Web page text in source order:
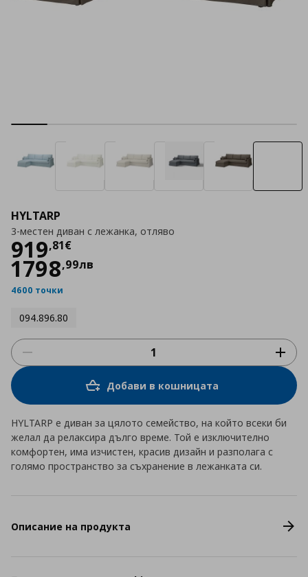
HYLTARP
3-местен диван с лежанка, отляво
919,81€
Цена
1798,99лв
4600 точки
094.896.80
Добави в кошницата
HYLTARP е диван за цялото семейство, на който всеки би
желал да релаксира дълго време. Той е изключително
комфортен, има изчистен, красив дизайн и разполага с
голямо пространство за съхранение в лежанката си.
Описание на продукта